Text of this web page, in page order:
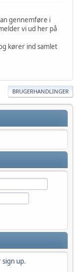
sign up.
gennemføre i
vi ud her på
kører ind samlet
BRUGERHANDLINGER